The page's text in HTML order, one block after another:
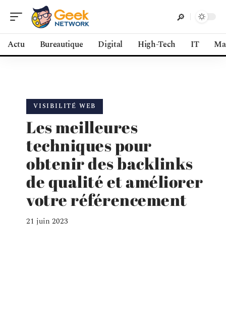
Actu Bureautique Digital High-Tech IT
VISIBILITÉ WEB
Les meilleures
techniques pour
obtenir des backlinks
de qualité et améliorer
votre référencement
21 juin 2023